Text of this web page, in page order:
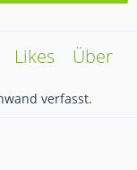
Likes Über
verfasst.